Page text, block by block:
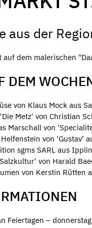
aus der
auf dem malerischen
DEM
von Klaus Mock aus
Metz' von Christian
Marschall von
von 'Gustav'
sgms SARL aus
von Harald
von Kerstin Rütten
Feiertagen –